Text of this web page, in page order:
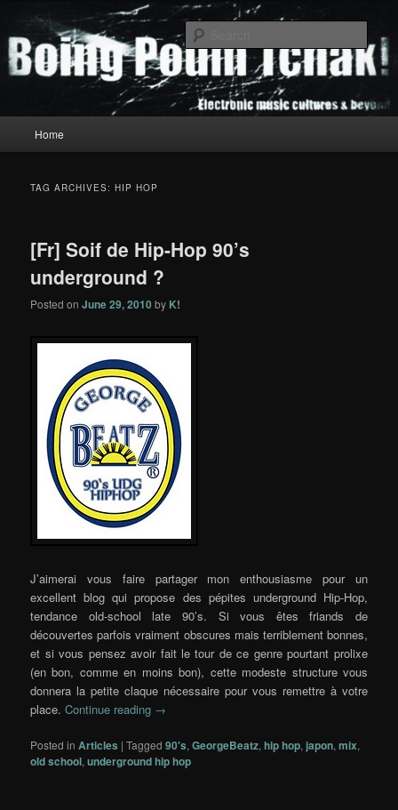
primary
content
secondary
contentBoing Poum Tchak!
Home
TAG ARCHIVES:HIP HOP
[Fr] Soif de Hip-Hop 90’s
underground ?
Posted onJune 29, 2010 by K!
J’aimerai vous faire partager mon enthousiasme pour un
excellent blog qui propose des pépites underground Hip-Hop,
tendance old-school late 90’s. Si vous êtes friands de
découvertes parfois vraiment obscures mais terriblement bonnes,
et si vous pensez avoir fait le tour de ce genre pourtant prolixe
(en bon, comme en moins bon), cette modeste structure vous
donnera la petite claque nécessaire pour vous remettre à votre
place.Continue reading →
Posted in Articles |Tagged 90's,GeorgeBeatz,hip hop, japon,mix,
old school,underground hip hop